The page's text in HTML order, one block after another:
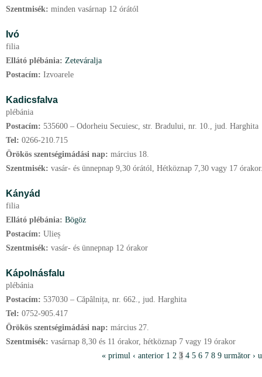
Szentmisék: minden vasárnap 12 órától
Ivó
filia
Ellátó plébánia: Zeteváralja
Postacím: Izvoarele
Kadicsfalva
plébánia
Postacím: 535600 – Odorheiu Secuiesc, str. Bradului, nr. 10., jud. Harghita
Tel: 0266-210.715
Örökös szentségimádási nap: március 18.
Szentmisék: vasár- és ünnepnap 9,30 órától, Hétköznap 7,30 vagy 17
Kányád
filia
Ellátó plébánia: Bögöz
Postacím: Ulieș
Szentmisék: vasár- és ünnepnap 12 órakor
Kápolnásfalu
plébánia
Postacím: 537030 – Căpâlnița, nr. 662., jud. Harghita
Tel: 0752-905.417
Örökös szentségimádási nap: március 27.
Szentmisék: vasárnap 8,30 és 11 órakor, hétköznap 7 vagy 19 órakor
« primul ‹ anterior 1 2 3 4 5 6 7 8 9 următor ›